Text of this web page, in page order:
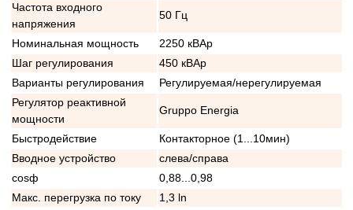
Частота входного
напряжения
50 Гц
Номинальная мощность
2250 кВАр
Шаг регулирования
450 кВАр
Варианты регулирования
Регулируемая/нерегулируемая
Регулятор реактивной
мощности
Gruppo Energia
Быстродействие
Контакторное (1...10мин)
Вводное устройство
слева/справа
cosф
0,88...0,98
Макс. перегрузка по току
1,3 ln